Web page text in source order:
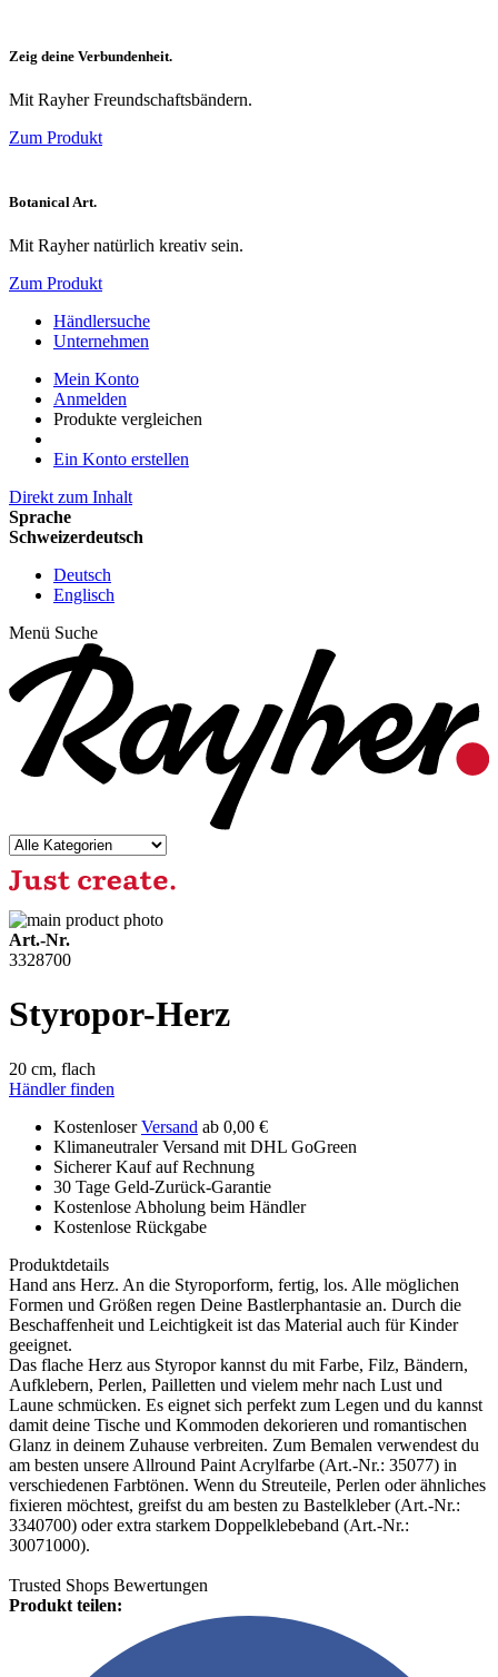
Zeig deine Verbundenheit.
Mit Rayher Freundschaftsbändern.
Zum Produkt
Botanical Art.
Mit Rayher natürlich kreativ sein.
Zum Produkt
Händlersuche
Unternehmen
Mein Konto
Anmelden
Produkte vergleichen
Ein Konto erstellen
Direkt zum Inhalt
Sprache
Schweizerdeutsch
Deutsch
Englisch
Menü Suche
Art.-Nr.
3328700
Styropor-Herz
20 cm, flach
Händler finden
KostenloserVersand ab 0,00 €
Klimaneutraler Versand mit DHL GoGreen
Sicherer Kauf auf Rechnung
30 Tage Geld-Zurück-Garantie
Kostenlose Abholung beim Händler
Kostenlose Rückgabe
Produktdetails
Hand ans Herz. An die Styroporform, fertig, los. Alle möglichen
Formen und Größen regen Deine Bastlerphantasie an. Durch die
Beschaffenheit und Leichtigkeit ist das Material auch für Kinder
geeignet.
Das flache Herz aus Styropor kannst du mit Farbe, Filz, Bändern,
Aufklebern, Perlen, Pailletten und vielem mehr nach Lust und
Laune schmücken. Es eignet sich perfekt zum Legen und du kannst
damit deine Tische und Kommoden dekorieren und romantischen
Glanz in deinem Zuhause verbreiten. Zum Bemalen verwendest du
am besten unsere Allround Paint Acrylfarbe (Art.-Nr.: 35077) in
verschiedenen Farbtönen. Wenn du Streuteile, Perlen oder ähnliches
fixieren möchtest, greifst du am besten zu Bastelkleber (Art.-Nr.:
3340700) oder extra starkem Doppelklebeband (Art.-Nr.:
30071000).
Trusted Shops Bewertungen
Produkt teilen: